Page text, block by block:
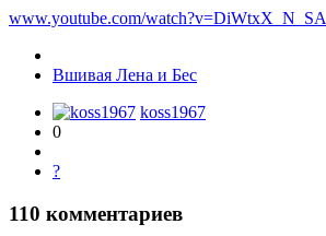
www.youtube.com/watch?v=DiWtxX_N_SA
Вшивая Лена и Бес
koss1967
0
?
110 комментариев